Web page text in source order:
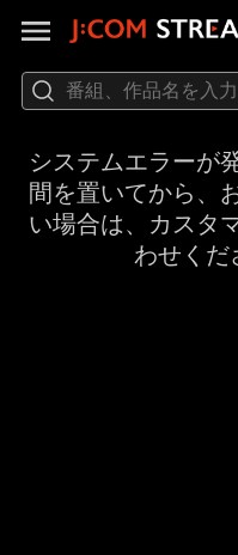
システムエラーが
間を置いてから、
い場合は、カスタ
わせくだ